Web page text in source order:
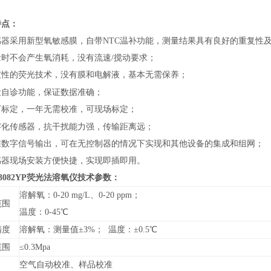
：
采用新型氧敏感膜，自带NTC温补功能，测量结果具有良好的重复性
不会产生氧消耗，没有流速/搅动要求；
的荧光技术， 没有膜和电解液 ，基本无需保养；
诊功能，保证数据准确；
定，一年无需校准，可现场标定 ；
传感器，抗干扰能力强，传输距离远；
字信号输出，可在无控制器的情况下实现和其他设备的集成和组网；
现场安装方便快捷，实现即插即用。
荧光法溶氧仪技术参数：
溶解氧：0-20 mg/L、0-20 ppm；
温度：0-45℃
度
溶解氧：测量值±3%； 温度：±0.5℃
≤0.3Mpa
空气自动校准、样品校准